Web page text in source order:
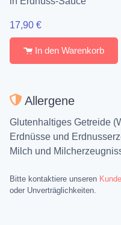
17,90 €
In den Warenkorb
Allergene
Glutenhaltiges Getreide
Erdnüsse und
Milch und
Bitte kontaktiere unseren
oder Unverträglichkeiten.